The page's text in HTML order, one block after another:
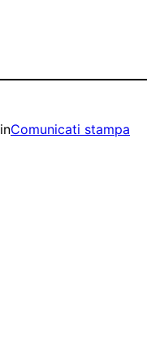
inComunicati stampa